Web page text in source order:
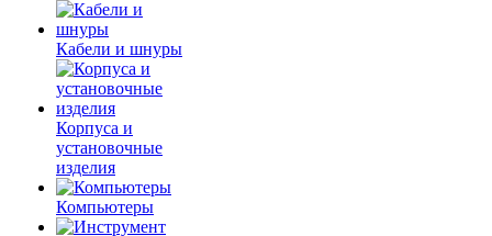
Кабели и шнуры
Корпуса и
установочные
изделия
Компьютеры